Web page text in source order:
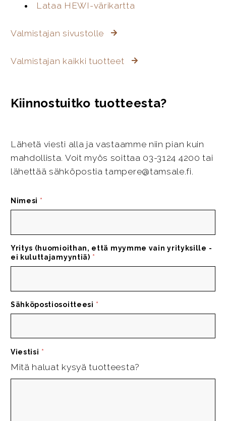
Lataa HEWI-värikartta
Valmistajan sivustolle
Valmistajan kaikki tuotteet
Kiinnostuitko tuotteesta?
Lähetä viesti alla ja vastaamme niin pian kuin
mahdollista. Voit myös soittaa 03-3124 4200 tai
lähettää sähköpostia tampere@tamsale.fi.
Nimesi *
Yritys (huomioithan, että myymme vain yrityksille -
ei kuluttajamyyntiä) *
Sähköpostiosoitteesi *
Viestisi *
Mitä haluat kysyä tuotteesta?